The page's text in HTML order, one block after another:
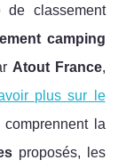
classement
camping
Atout France,
plus sur le
la
proposés, les